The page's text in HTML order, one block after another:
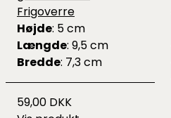
Frigoverre
Højde: 5 cm
Længde: 9,5 cm
Bredde: 7,3 cm
59,00 DKK